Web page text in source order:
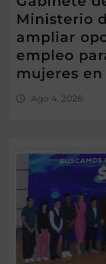
Ministerio
ampliar
empleo
mujeres
Ago 4, 2026